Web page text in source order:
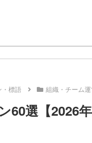
標語 組織・チーム
60選【2026